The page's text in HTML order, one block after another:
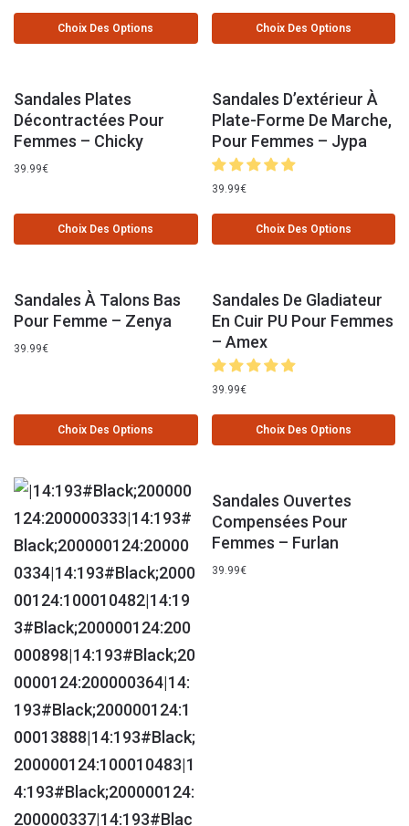
Choix Des Options Choix Des Options
Sandales Plates
Décontractées Pour
Femmes – Chicky
39.99€
Choix Des Options
Sandales D’extérieur À
Plate-Forme De Marche,
Pour Femmes – Jypa
39.99€
Choix Des Options
Sandales À Talons Bas
Pour Femme – Zenya
39.99€
Choix Des Options
Sandales De Gladiateur
En Cuir PU Pour Femmes
– Amex
39.99€
Choix Des Options
Sandales Ouvertes
Compensées Pour
Femmes – Furlan
39.99€